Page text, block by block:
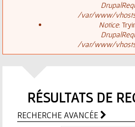
e
d
/var/www/
Notice:
/var/www/
RÉSULTATS DE
RECHERCHE AVANCÉE